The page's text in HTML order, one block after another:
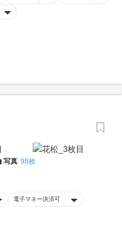
写真 98枚
電子マネー決済可